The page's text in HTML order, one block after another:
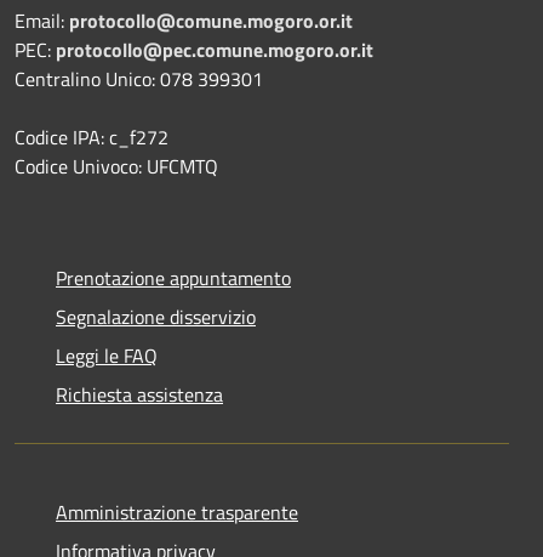
Email: protocollo@comune.mogoro.or.it
PEC: protocollo@pec.comune.mogoro.or.it
Centralino Unico: 078 399301
Codice IPA: c_f272
Codice Univoco: UFCMTQ
Prenotazione appuntamento
Segnalazione disservizio
Leggi le FAQ
Richiesta assistenza
Amministrazione trasparente
Informativa privacy